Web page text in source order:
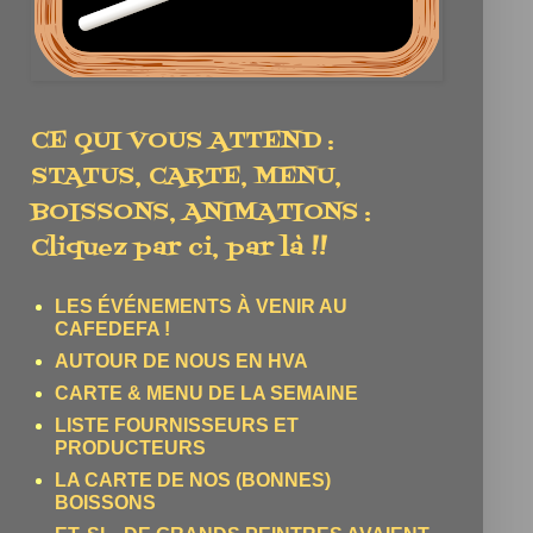
CE QUI VOUS ATTEND :
STATUS, CARTE, MENU,
BOISSONS, ANIMATIONS :
Cliquez par ci, par là !!
LES ÉVÉNEMENTS À VENIR AU
CAFEDEFA !
AUTOUR DE NOUS EN HVA
CARTE & MENU DE LA SEMAINE
LISTE FOURNISSEURS ET
PRODUCTEURS
LA CARTE DE NOS (BONNES)
BOISSONS